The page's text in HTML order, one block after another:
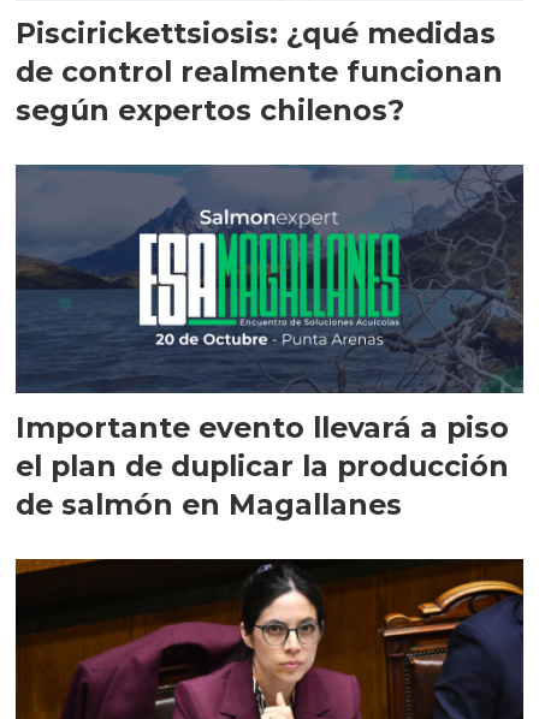
Piscirickettsiosis: ¿qué medidas
de control realmente funcionan
según expertos chilenos?
Importante evento llevará a piso
el plan de duplicar la producción
de salmón en Magallanes